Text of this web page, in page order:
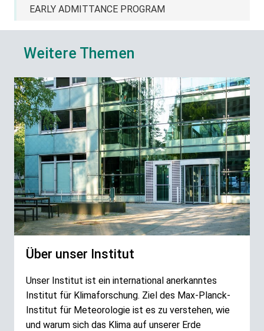
EARLY ADMITTANCE PROGRAM
Weitere Themen
Über unser Institut
Unser Institut ist ein international anerkanntes
Institut für Klimaforschung. Ziel des Max-Planck-
Institut für Meteorologie ist es zu verstehen, wie
und warum sich das Klima auf unserer Erde